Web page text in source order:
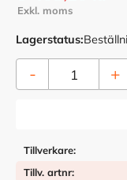
Lagerstatus
+
-
Tillverkare
Tillv. artnr